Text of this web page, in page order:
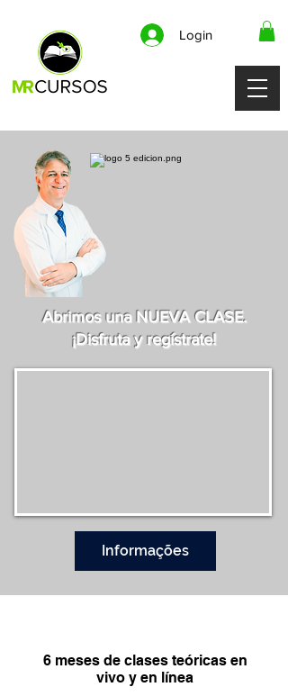
Login
Abrimos una NUEVA CLASE.
¡Disfruta y regístrate!
Informações
6 meses de clases teóricas en
vivo y en línea